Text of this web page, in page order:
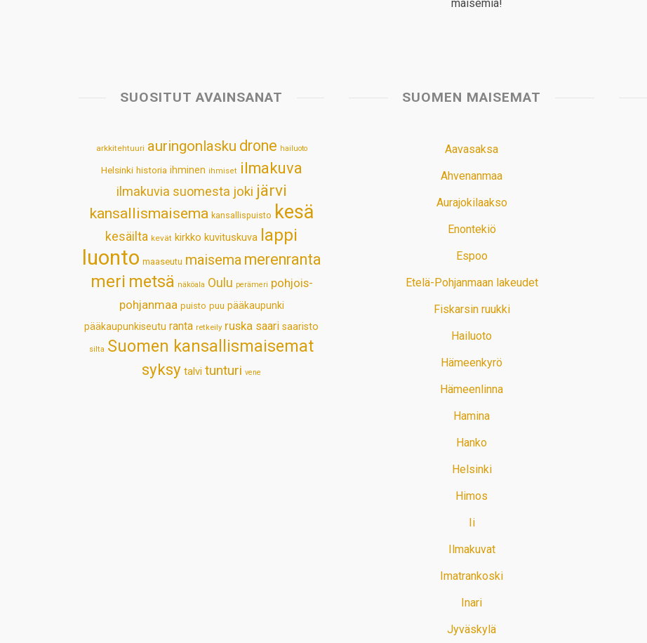
maisemia!
SUOSITUT AVAINSANAT
arkkitehtuuri auringonlasku drone hailuoto
Helsinki historia ihminen ihmiset ilmakuva
ilmakuvia suomesta joki järvi
kansallismaisema kansallispuisto kesä
kesäilta kevät kirkko kuvituskuva lappi
luonto maaseutu maisema merenranta
meri metsä näköala Oulu perämeri pohjois-
pohjanmaa puisto puu pääkaupunki
pääkaupunkiseutu ranta retkeily ruska saari saaristo
silta Suomen kansallismaisemat
syksy talvi tunturi vene
SUOMEN MAISEMAT
Aavasaksa
Ahvenanmaa
Aurajokilaakso
Enontekiö
Espoo
Etelä-Pohjanmaan lakeudet
Fiskarsin ruukki
Hailuoto
Hämeenkyrö
Hämeenlinna
Hamina
Hanko
Helsinki
Himos
Ii
Ilmakuvat
Imatrankoski
Inari
Jyväskylä